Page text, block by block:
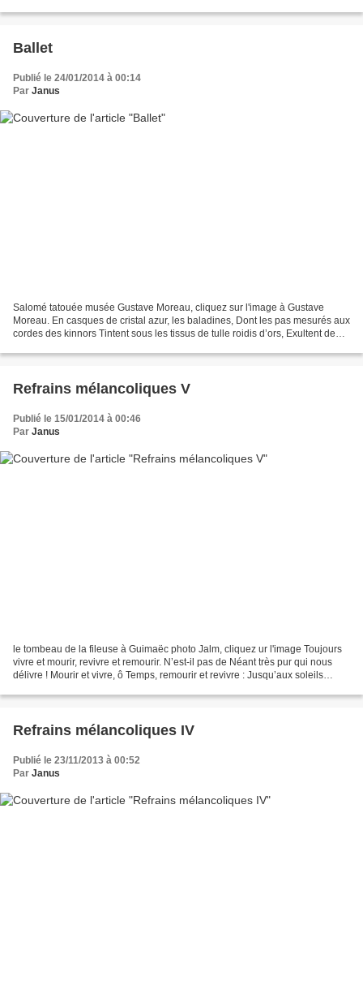
Ballet
Publié le 24/01/2014 à 00:14
Par Janus
Salomé tatouée musée Gustave Moreau, cliquez sur l'image à Gustave
Moreau. En casques de cristal azur, les baladines, Dont les pas mesurés aux
cordes des kinnors Tintent sous les tissus de tulle roidis d’ors, Exultent de
Refrains mélancoliques V
Publié le 15/01/2014 à 00:46
Par Janus
le tombeau de la fileuse à Guimaëc photo Jalm, cliquez ur l'image Toujours
vivre et mourir, revivre et remourir. N’est-il pas de Néant très pur qui nous
délivre ! Mourir et vivre, ô Temps, remourir et revivre : Jusqu’aux soleils
Refrains mélancoliques IV
Publié le 23/11/2013 à 00:52
Par Janus